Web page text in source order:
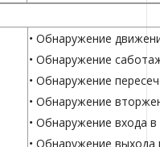
• Обнаружение
• Обнаружение
• Обнаружение
• Обнаружение
• Обнаружение входа
• Обнаружение выхода